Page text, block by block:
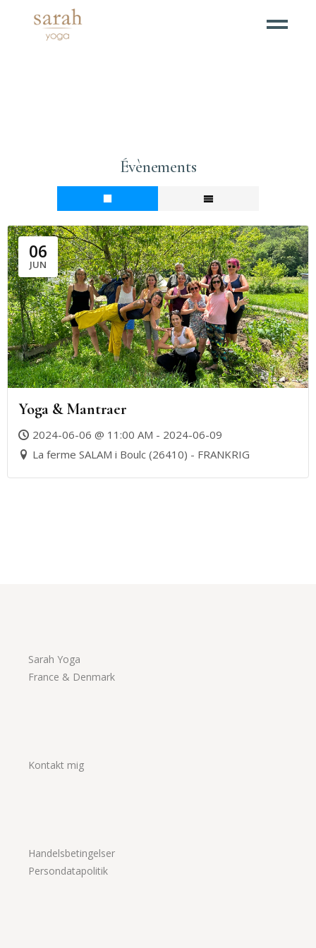
Évènements
06
JUN
Yoga & Mantraer
2024-06-06 @ 11:00 AM - 2024-06-09
La ferme SALAM i Boulc (26410) - FRANKRIG
Sarah Yoga
France & Denmark
Kontakt mig
Handelsbetingelser
Persondatapolitik